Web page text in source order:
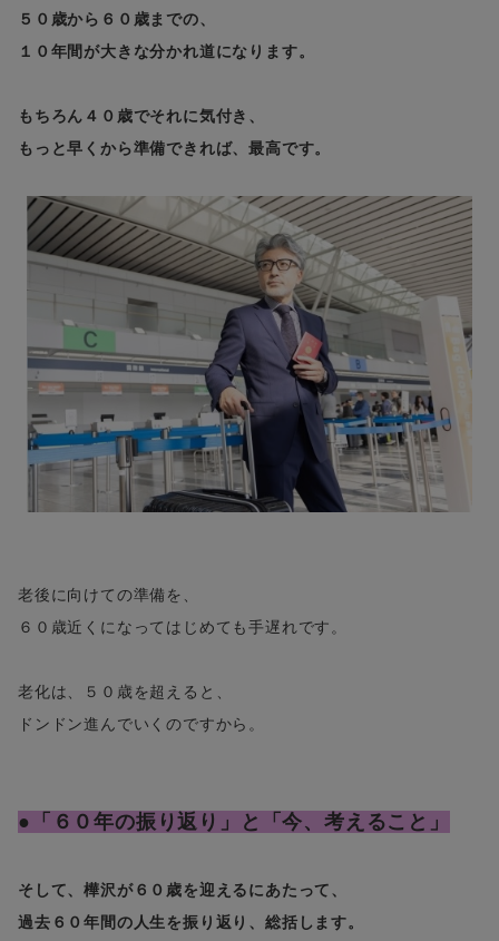
５０歳から６０歳までの、
１０年間が大きな分かれ道になります。
もちろん４０歳でそれに気付き、
もっと早くから準備できれば、最高です。
老後に向けての準備を、
６０歳近くになってはじめても手遅れです。
老化は、５０歳を超えると、
ドンドン進んでいくのですから。
●「６０年の振り返り」と「今、考えること」
そして、樺沢が６０歳を迎えるにあたって、
過去６０年間の人生を振り返り、総括します。